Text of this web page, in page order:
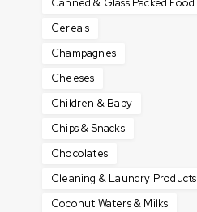
Cereals
Champagnes
Cheeses
Children & Baby
Chips & Snacks
Chocolates
Cleaning & Laundry Products
Coconut Waters & Milks